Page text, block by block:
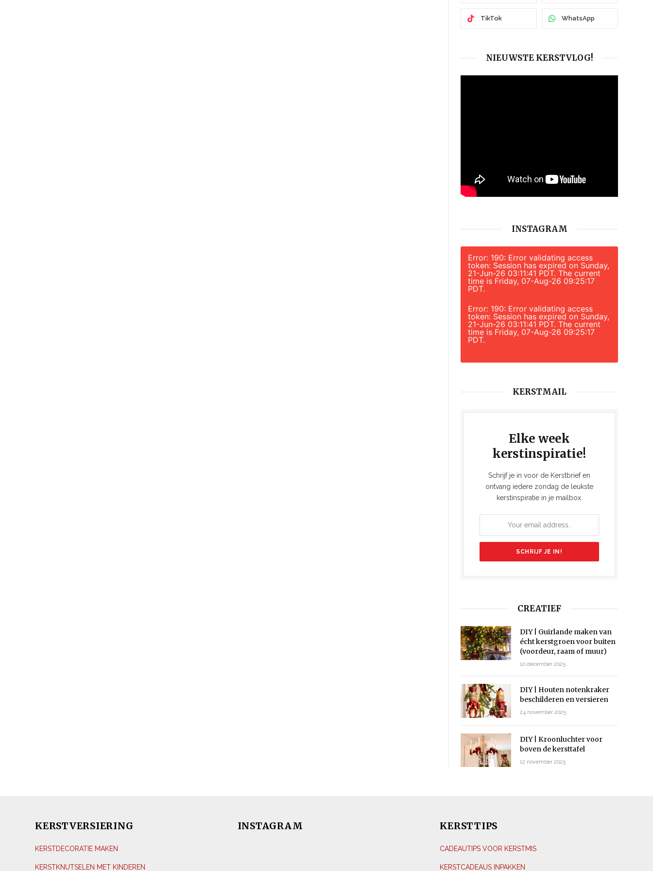
TikTok WhatsApp
NIEUWSTE KERSTVLOG!
INSTAGRAM
Error: 190: Error validating access
token: Session has expired on Sunday,
21-Jun-26 03:11:41 PDT. The current
time is Friday, 07-Aug-26 09:25:17
PDT.
Error: 190: Error validating access
token: Session has expired on Sunday,
21-Jun-26 03:11:41 PDT. The current
time is Friday, 07-Aug-26 09:25:17
PDT.
KERSTMAIL
Elke week
kerstinspiratie!
Schrijf je in voor de Kerstbrief en
ontvang iedere zondag de leukste
kerstinspiratie in je mailbox.
CREATIEF
DIY | Guirlande maken van
écht kerstgroen voor buiten
(voordeur, raam of muur)
10 december 2025
DIY | Houten notenkraker
beschilderen en versieren
24 november 2025
DIY | Kroonluchter voor
boven de kersttafel
12 november 2025
KERSTVERSIERING
KERSTDECORATIE MAKEN
KERSTKNUTSELEN MET KINDEREN
INSTAGRAM KERSTTIPS
CADEAUTIPS VOOR KERSTMIS
KERSTCADEAUS INPAKKEN